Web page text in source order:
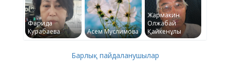
Фарида
Курабаева
Асем Муслимова
Жармакин
Олжабай
Қайкенұлы
Барлық пайдаланушылар